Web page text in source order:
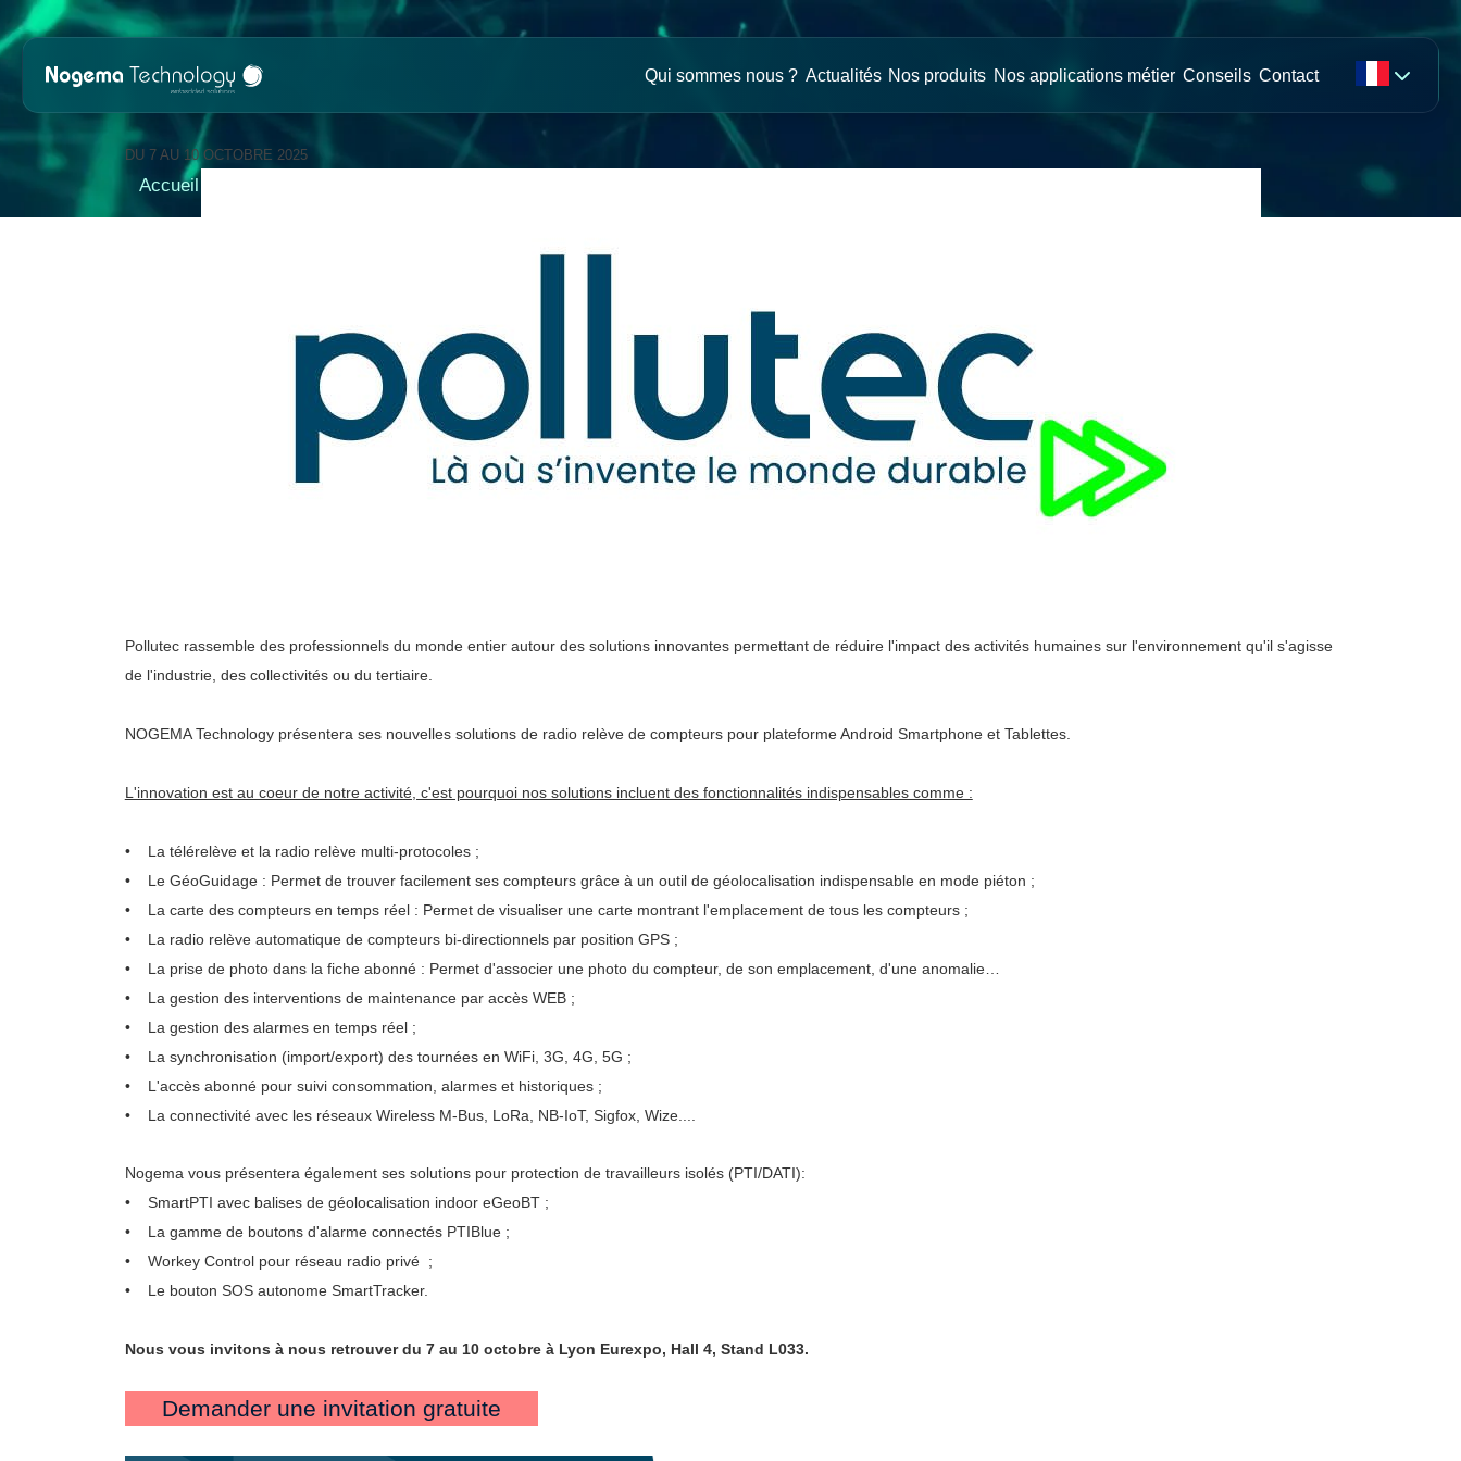
Contenu Entête de page Menu principal Pied de page
Qui sommes nous ? Actualités Nos produits Nos applications métier Conseils Contact
Accueil
POLLUTEC 2025
DU 7 AU 10 OCTOBRE 2025
Pollutec rassemble des professionnels du monde entier autour des solutions innovantes permettant de réduire l'impact des activités humaines sur l'environnement qu'il s'agisse
de l'industrie, des collectivités ou du tertiaire.
NOGEMA Technology présentera ses nouvelles solutions de radio relève de compteurs pour plateforme Android Smartphone et Tablettes.
L'innovation est au coeur de notre activité, c'est pourquoi nos solutions incluent des fonctionnalités indispensables comme :
• La télérelève et la radio relève multi-protocoles ;
• Le GéoGuidage : Permet de trouver facilement ses compteurs grâce à un outil de géolocalisation indispensable en mode piéton ;
• La carte des compteurs en temps réel : Permet de visualiser une carte montrant l'emplacement de tous les compteurs ;
• La radio relève automatique de compteurs bi-directionnels par position GPS ;
• La prise de photo dans la fiche abonné : Permet d'associer une photo du compteur, de son emplacement, d'une anomalie…
• La gestion des interventions de maintenance par accès WEB ;
• La gestion des alarmes en temps réel ;
• La synchronisation (import/export) des tournées en WiFi, 3G, 4G, 5G ;
• L'accès abonné pour suivi consommation, alarmes et historiques ;
• La connectivité avec les réseaux Wireless M-Bus, LoRa, NB-IoT, Sigfox, Wize....
Nogema vous présentera également ses solutions pour protection de travailleurs isolés (PTI/DATI):
• SmartPTI avec balises de géolocalisation indoor eGeoBT ;
• La gamme de boutons d'alarme connectés PTIBlue ;
• Workey Control pour réseau radio privé ;
• Le bouton SOS autonome SmartTracker.
Nous vous invitons à nous retrouver du 7 au 10 octobre à Lyon Eurexpo, Hall 4, Stand L033.
Demander une invitation gratuite